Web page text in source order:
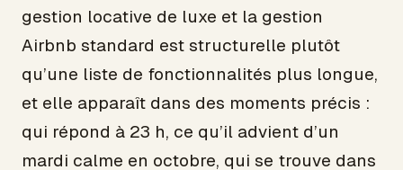
gestion locative de luxe et la gestion
Airbnb standard est structurelle plutôt
qu’une liste de fonctionnalités plus longue,
et elle apparaît dans des moments précis :
qui répond à 23 h, ce qu’il advient d’un
mardi calme en octobre, qui se trouve dans